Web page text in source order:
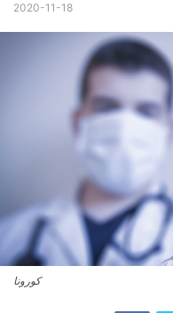
2020-11-18
كورونا